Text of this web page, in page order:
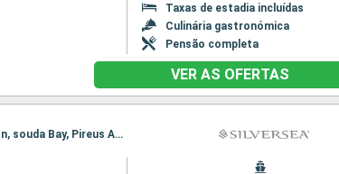
Taxas de estadia incluídas
Culinária gastronómica
Pensão completa
VER AS OFERTAS
Itinerário : Veneza, Koper, Rijeka, Dubrovinik, Bari, Corfu, Katakolon, Gythion, souda Bay, Pireus Atenas, Veneza, Koper, Rijeka, Dubrovinik, Bari, Corfu, Katakolon, Gythion, souda Bay, Pireus Atenas